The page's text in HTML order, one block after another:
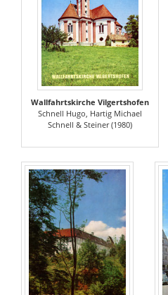
Wallfahrtskirche Vilgertshofen
Schnell Hugo, Hartig Michael
Schnell & Steiner (1980)